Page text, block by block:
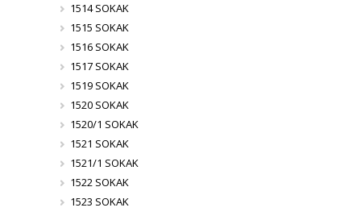
1514 SOKAK
1515 SOKAK
1516 SOKAK
1517 SOKAK
1519 SOKAK
1520 SOKAK
1520/1 SOKAK
1521 SOKAK
1521/1 SOKAK
1522 SOKAK
1523 SOKAK